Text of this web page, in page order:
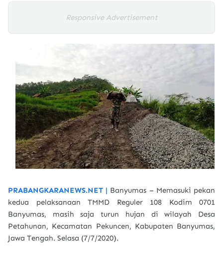
Responsive Advertisement
PRABANGKARANEWS.NET | Banyumas – Memasuki pekan
kedua pelaksanaan TMMD Reguler 108 Kodim 0701
Banyumas, masih saja turun hujan di wilayah Desa
Petahunan, Kecamatan Pekuncen, Kabupaten Banyumas,
Jawa Tengah. Selasa (7/7/2020).